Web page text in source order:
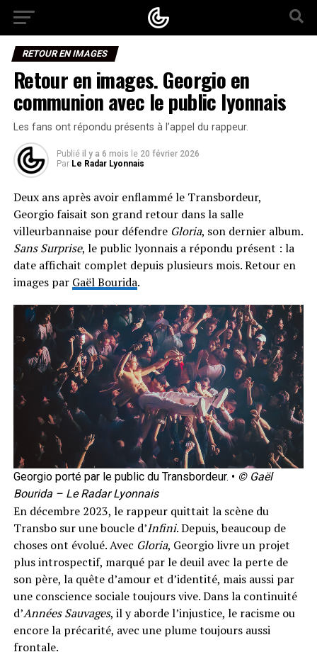
RETOUR EN IMAGES
Retour en images. Georgio en
communion avec le public lyonnais
Les fans ont répondu présents à l’appel du rappeur.
Publié il y a 6 mois le 20 février 2026
Par Le Radar Lyonnais
Deux ans après avoir enflammé le Transbordeur,
Georgio faisait son grand retour dans la salle
villeurbannaise pour défendre Gloria, son dernier album.
Sans Surprise, le public lyonnais a répondu présent : la
date affichait complet depuis plusieurs mois. Retour en
images par Gaël Bourida.
Georgio porté par le public du Transbordeur. • © Gaël
Bourida – Le Radar Lyonnais
En décembre 2023, le rappeur quittait la scène du
Transbo sur une boucle d’Infini. Depuis, beaucoup de
choses ont évolué. Avec Gloria, Georgio livre un projet
plus introspectif, marqué par le deuil avec la perte de
son père, la quête d’amour et d’identité, mais aussi par
une conscience sociale toujours vive. Dans la continuité
d’Années Sauvages, il y aborde l’injustice, le racisme ou
encore la précarité, avec une plume toujours aussi
frontale.